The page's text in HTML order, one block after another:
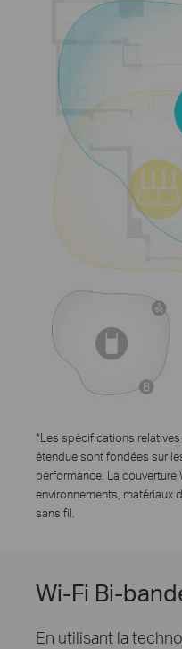
*Les spécifications
étendue sont fondées sur
performance. La couverture
environnements, matériaux
sans fil.
Wi-Fi Bi-
En utilisant la